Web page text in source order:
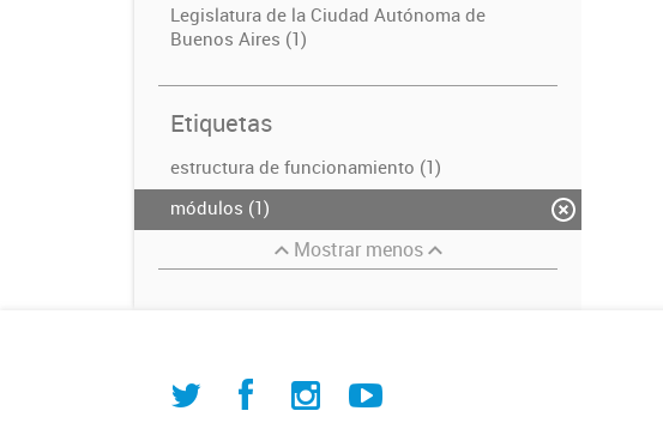
Legislatura de la Ciudad Autónoma de
Buenos Aires (1)
Etiquetas
estructura de funcionamiento (1)
módulos (1)
Mostrar menos